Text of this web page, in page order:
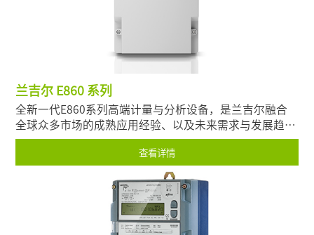
兰吉尔 E860 系列
全新一代E860系列高端计量与分析设备，是兰吉尔融合
全球众多市场的成熟应用经验、以及未来需求与发展趋
势，专为具有前瞻性的电力公司、发电企业、工商业大用
查看详情